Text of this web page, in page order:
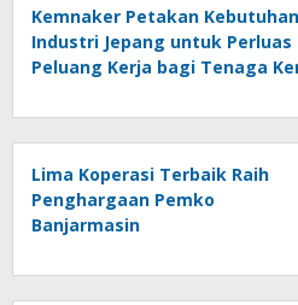
Kemnaker Petakan Kebutuhan
Industri Jepang untuk Perluas
Peluang Kerja bagi Tenaga
Lima Koperasi Terbaik Raih
Penghargaan Pemko
Banjarmasin